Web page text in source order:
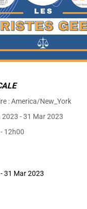
:America/New_York
2023 - 31 Mar 2023
12h00
- 31 Mar 2023